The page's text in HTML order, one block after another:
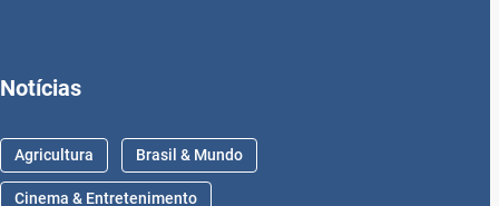
Notícias
Agricultura Brasil & Mundo
Cinema & Entretenimento